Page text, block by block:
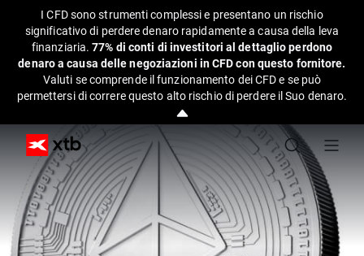
I CFD sono strumenti complessi e presentano un rischio
significativo di perdere denaro rapidamente a causa della leva
finanziaria.77% di conti di investitori al dettaglio perdono
denaro a causa delle negoziazioni in CFD con questo fornitore.
Valuti se comprende il funzionamento dei CFD e se può
permettersi di correre questo alto rischio di perdere il Suo denaro.